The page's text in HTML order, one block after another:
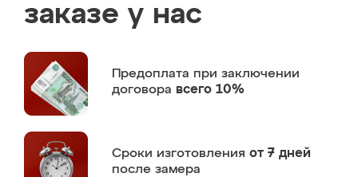
заказе у нас
Предоплата при заключении
договора всего 10%
Сроки изготовления от 7 дней
после замера